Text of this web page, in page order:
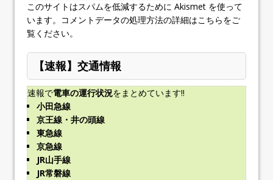
このサイトはスパムを低減するために Akismet を使って
います。 コメントデータの処理方法の詳細はこちらをご
覧ください。
【速報】交通情報
速報で電車の運行状況をまとめています!!
小田急線
京王線・井の頭線
東急線
京急線
JR山手線
JR常磐線